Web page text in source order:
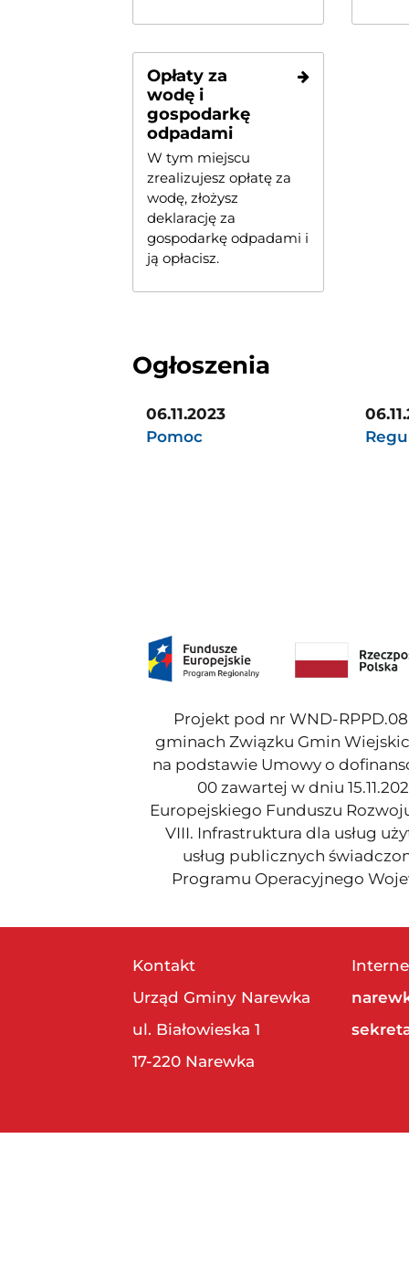
Opłaty za
wodę i
gospodarkę
odpadami
W tym miejscu
zrealizujesz opłatę za
wodę, złożysz
deklarację za
gospodarkę odpadami i
ją opłacisz.
Ogłoszenia
06.11.2023
Pomoc
Projekt pod nr WND-
gminach Związku Gmin
na podstawie Umowy o
00 zawartej w dniu
Europejskiego Funduszu
VIII. Infrastruktura dla usług
usług publicznych
Programu Operacyjnego
Kontakt
Urząd Gminy Narewka
ul. Białowieska 1
17-220 Narewka